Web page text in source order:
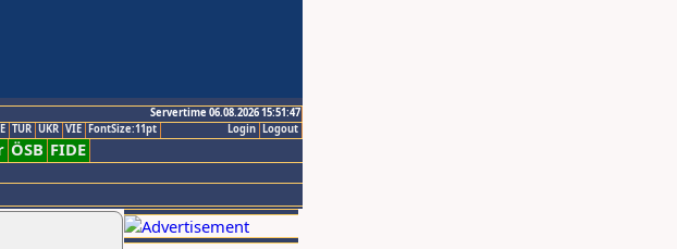
Servertime 06.08.2026 15:51:47
Logout
Login
TUR UKR VIE FontSize:11pt
ÖSB FIDE